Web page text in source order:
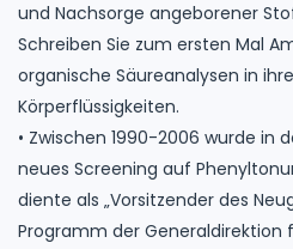
und Nachsorge angeborener
Schreiben Sie zum ersten Mal
organische Säureanalysen in
Körperflüssigkeiten.
• Zwischen 1990-2006 wurde in
neues Screening auf
diente als „Vorsitzender des
Programm der Generaldirektion